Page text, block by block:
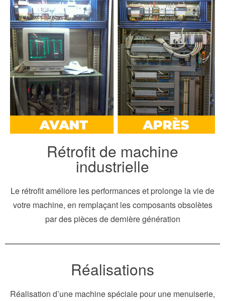
Rétrofit de machine
industrielle
Le rétrofit améliore les performances et prolonge la vie de
votre machine, en remplaçant les composants obsolètes
par des pièces de dernière génération
Réalisations
Réalisation d’une machine spéciale pour une menuiserie,